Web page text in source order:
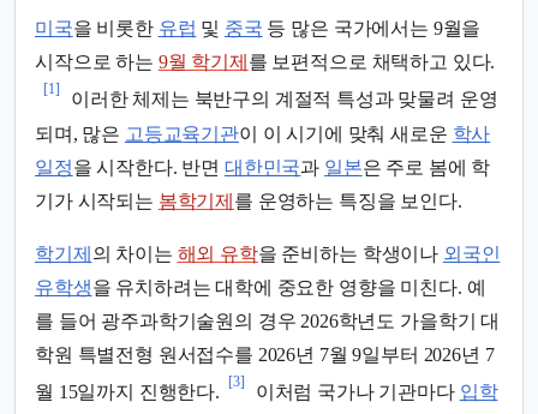
미국을 비롯한 유럽 및 중국 등 많은 국가에서는 9월을
시작으로 하는 9월 학기제 를 보편적으로 채택하고 있다.
[1]
이러한 체제는 북반구의 계절적 특성과 맞물려 운영
되며, 많은 고등교육기관이 이 시기에 맞춰 새로운 학사
일정을 시작한다. 반면 대한민국과 일본은 주로 봄에 학
기가 시작되는 봄학기제 를 운영하는 특징을 보인다.
학기제 의 차이는 해외 유학을 준비하는 학생이나 외국인
유학생을 유치하려는 대학에 중요한 영향을 미친다. 예
를 들어 광주과학기술원의 경우 2026학년도 가을학기 대
학원 특별전형 원서접수를 2026년 7월 9일부터 2026년 7
월 15일까지 진행한다.
[3]
이처럼 국가나 기관마다 입학